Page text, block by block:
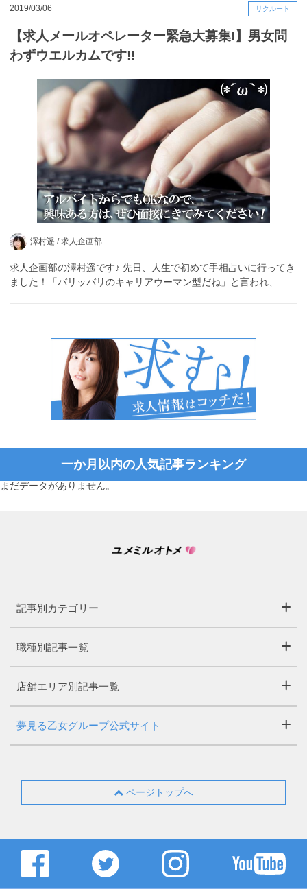
2019/03/06 リクルート
【求人メールオペレーター緊急大募集!】男女問
わずウエルカムです!!
澤村遥 /求人企画部
求人企画部の澤村遥です♪ 先日、人生で初めて手相占いに行ってき
ました！「バリッバリのキャリアウーマン型だね」と言われ、…
一か月以内の人気記事ランキング
まだデータがありません。
記事別カテゴリー
職種別記事一覧
店舗エリア別記事一覧
夢見る乙女グループ公式サイト
ページトップへ